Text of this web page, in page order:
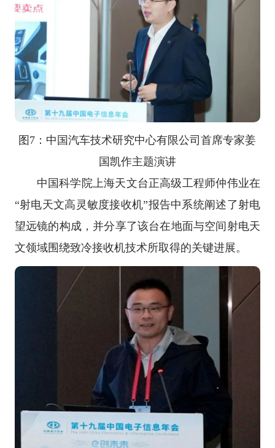
图7：中国汽车技术研究中心有限公司首席专家姜
国凯作主题演讲
中国科学院上海天文台正高级工程师仲伟业在
“射电天文高灵敏度接收机”报告中系统阐述了射电
望远镜的构成，并分享了该台在地面与空间射电天
文领域围绕致冷接收机技术所取得的关键进展。